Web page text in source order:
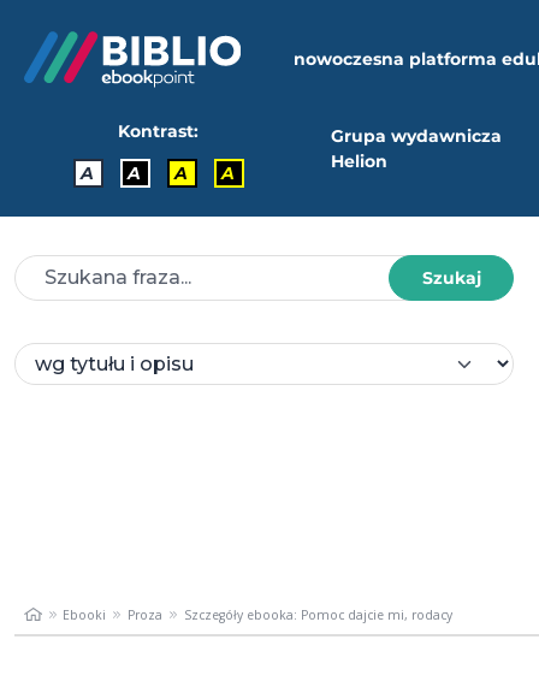
nowoczesna platforma
Kontrast:
A
A A A
Grupa wydawnicza
Helion
Szukaj
Ebooki Proza Szczegóły ebooka: Pomoc dajcie mi, rodacy